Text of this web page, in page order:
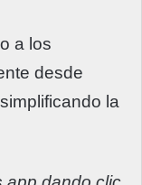
a los
desde
la